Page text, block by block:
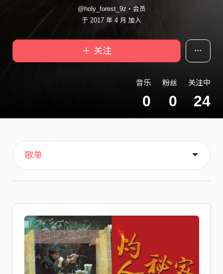
@holy_forest_9z・会员
于 2017 年 4 月 加入
＋ 关注
音乐
0
粉丝
0
关注中
24
主页
歌单
喜欢
关于